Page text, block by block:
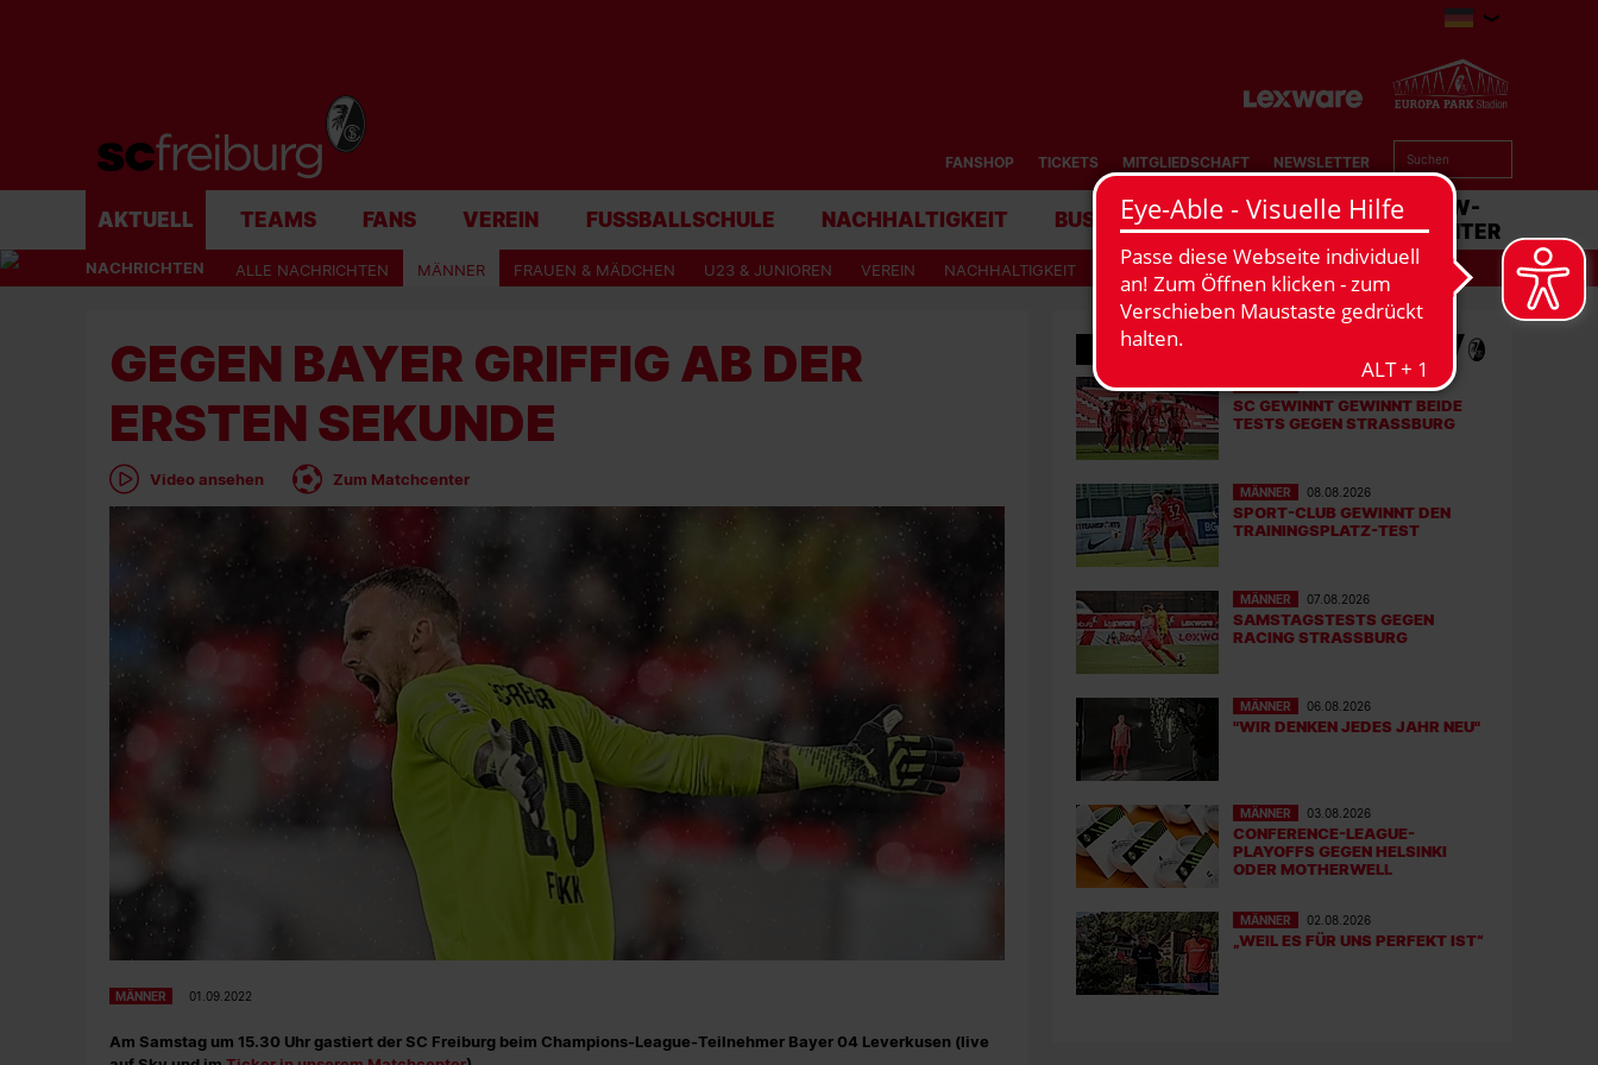
FANSHOP TICKETS MITGLIEDSCHAFT NEWSLETTER
AKTUELL TEAMS FANS VEREIN FUSSBALLSCHULE NACHHALTIGKEIT BUSINESS STADION MATCHCENTER
NACHRICHTEN ALLE NACHRICHTEN MÄNNER FRAUEN & MÄDCHEN U23 & JUNIOREN VEREIN NACHHALTIGKEIT
GEGEN BAYER GRIFFIG AB DER
ERSTEN SEKUNDE
Video ansehen Zum Matchcenter
MÄNNER 01.09.2022
Am Samstag um 15.30 Uhr gastiert der SC Freiburg beim Champions-League-Teilnehmer Bayer 04 Leverkusen (live
MÄNNER 08.08.2026
SC GEWINNT GEWINNT BEIDE
TESTS GEGEN STRASSBURG
MÄNNER 08.08.2026
SPORT-CLUB GEWINNT DEN
TRAININGSPLATZ-TEST
MÄNNER 07.08.2026
SAMSTAGSTESTS GEGEN
RACING STRASSBURG
MÄNNER 06.08.2026
"WIR DENKEN JEDES JAHR NEU"
MÄNNER 03.08.2026
CONFERENCE-LEAGUE-
PLAYOFFS GEGEN HELSINKI
ODER MOTHERWELL
MÄNNER 02.08.2026
„WEIL ES FÜR UNS PERFEKT IST“